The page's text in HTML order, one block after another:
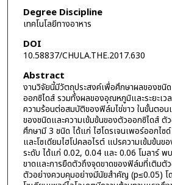
Degree Discipline
เทคโนโลยีทางอาหาร
DOI
10.58837/CHULA.THE.2017.630
Abstract
งานวิจัยนี้มีวัตถุประสงค์เพื่อศึกษาผลของชนิ
ออกซิไดส์ รวมทั้งผลของอุณหภูมิและระยะเ
ความร้อนต่อสมบัติของฟิล์มไข่ขาว ในขั้นตอน
ของชนิดและความเข้มข้นของตัวออกซิไดส์ ตัว
ศึกษามี 3 ชนิด ได้แก่ ไฮโดรเจนเพอร์ออกไซ
และโซเดียมไฮโปคลอไรต์ แปรความเข้มข้นข
ระดับ ได้แก่ 0.02, 0.04 และ 0.06 โมลาร์ พ
ขาดและการยืดตัวถึงจุดขาดของฟิล์มที่เติมตั
ตัวอย่างควบคุมอย่างมีนัยสำคัญ (p≤0.05) โ